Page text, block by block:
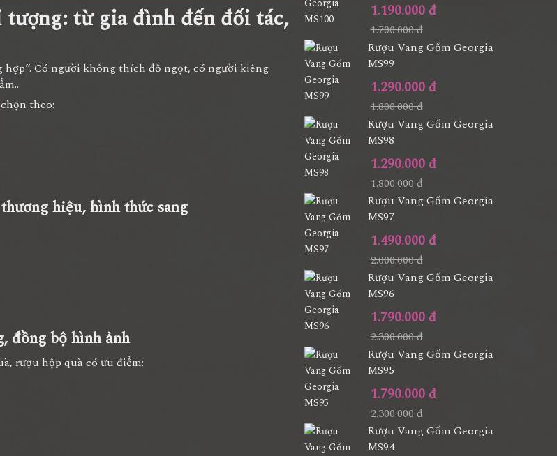
tượng: từ gia đình đến đối tác,
Có người không thích đồ ngọt, có người kiêng
theo:
hiệu, hình thức sang
đồng bộ hình ảnh
rượu hộp quà có ưu điểm:
1.190.000 đ
1.700.000 đ
Rượu Vang Gốm Georgia
MS99
1.290.000 đ
1.800.000 đ
Rượu Vang Gốm Georgia
MS98
1.290.000 đ
1.800.000 đ
Rượu Vang Gốm Georgia
MS97
1.490.000 đ
2.000.000 đ
Rượu Vang Gốm Georgia
MS96
1.790.000 đ
2.300.000 đ
Rượu Vang Gốm Georgia
MS95
1.790.000 đ
2.300.000 đ
Rượu Vang Gốm Georgia
MS94